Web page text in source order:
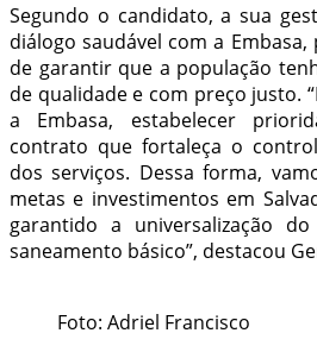
Segundo o candidato, a sua
diálogo saudável com a
de garantir que a população
de qualidade e com preço justo.
a Embasa, estabelecer
contrato que fortaleça o
dos serviços. Dessa forma,
metas e investimentos em
garantido a universalização
saneamento básico”, destacou
Foto: Adriel Francisco